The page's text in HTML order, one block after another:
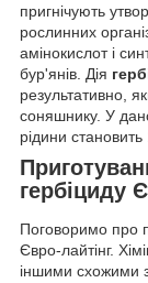
пригнічують
рослинних
амінокислот і
бур'янів. Дія
результативно,
соняшнику. У
рідини становить
гербіциду
Поговоримо про
Євро-лайтінг.
іншими схожими